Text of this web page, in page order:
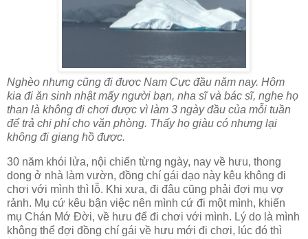
Nghèo nhưng cũng đi được Nam Cực đầu năm nay. Hôm
kia đi ăn sinh nhật mấy người bạn, nha sĩ và bác sĩ, nghe họ
than là không đi chơi được vì làm 3 ngày đầu của mỗi tuần
để trả chi phí cho văn phòng. Thấy họ giàu có nhưng lại
không đi giang hồ được.
30 năm khói lửa, nội chiến từng ngày, nay về hưu, thong
dong ở nhà làm vườn, đồng chí gái dạo này kêu không đi
chơi với mình thì lỗ. Khi xưa, đi đâu cũng phải đợi mụ vợ
rảnh. Mụ cứ kêu bận việc nên mình cứ đi một mình, khiến
mụ Chán Mớ Đời, về hưu để đi chơi với mình. Lý do là mình
không thể đợi đồng chí gái về hưu mới đi chơi, lúc đó thì